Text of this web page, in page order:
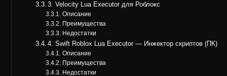
3. Velocity Lua Executor для Роблокс
Описание
Преимущества
Недостатки
4. Swift Roblox Lua Executor — Инжектор скриптов (ПК)
Описание
Преимущества
Недостатки